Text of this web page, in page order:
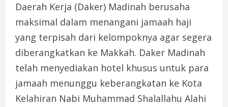
Daerah Kerja (Daker) Madinah berusaha
maksimal dalam menangani jamaah haji
yang terpisah dari kelompoknya agar segera
diberangkatkan ke Makkah. Daker Madinah
telah menyediakan hotel khusus untuk para
jamaah menunggu keberangkatan ke Kota
Kelahiran Nabi Muhammad Shalallahu Alahi